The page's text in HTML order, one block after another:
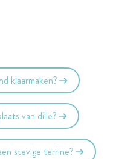
klaarmaken?
van dille?
stevige terrine?